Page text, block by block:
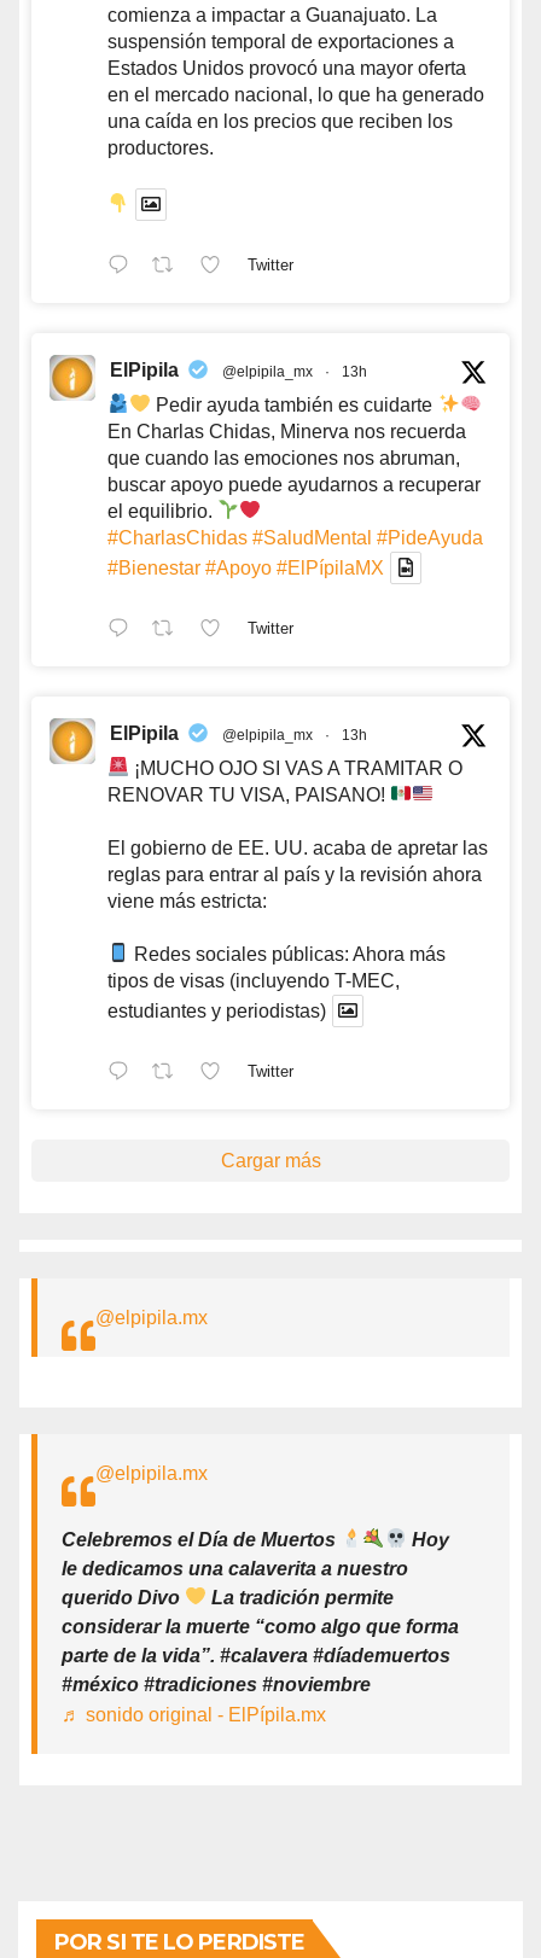
comienza a impactar a Guanajuato. La
suspensión temporal de exportaciones a
Estados Unidos provocó una mayor oferta
en el mercado nacional, lo que ha generado
una caída en los precios que reciben los
productores.
Twitter
ElPipila @elpipila_mx · 13h
Pedir ayuda también es cuidarte
En Charlas Chidas, Minerva nos recuerda
que cuando las emociones nos abruman,
buscar apoyo puede ayudarnos a recuperar
el equilibrio.
#CharlasChidas #SaludMental #PideAyuda
#Bienestar #Apoyo #ElPípilaMX
Twitter
ElPipila @elpipila_mx · 13h
¡MUCHO OJO SI VAS A TRAMITAR O
RENOVAR TU VISA, PAISANO!
El gobierno de EE. UU. acaba de apretar las
reglas para entrar al país y la revisión ahora
viene más estricta:
Redes sociales públicas: Ahora más
tipos de visas (incluyendo T-MEC,
estudiantes y periodistas)
Twitter
Cargar más
@elpipila.mx
@elpipila.mx
Celebremos el Día de Muertos
Hoy
le dedicamos una calaverita a nuestro
querido Divo
La tradición permite
considerar la muerte “como algo que forma
parte de la vida”. #calavera #díademuertos
#méxico #tradiciones #noviembre
♬ sonido original - ElPípila.mx
POR SI TE LO PERDISTE